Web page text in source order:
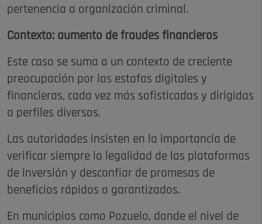
pertenencia a organización criminal.
Contexto: aumento de fraudes financieros
Este caso se suma a un contexto de creciente
preocupación por las estafas digitales y
financieras, cada vez más sofisticadas y dirigidas
a perfiles diversos.
Las autoridades insisten en la importancia de
verificar siempre la legalidad de las plataformas
de inversión y desconfiar de promesas de
beneficios rápidos o garantizados.
En municipios como Pozuelo, donde el nivel de